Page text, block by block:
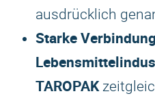
ausdrücklich
Starke
TAROPAK